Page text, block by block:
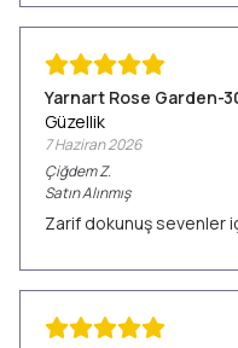
Yarnart Rose Garden-
Güzellik
7 Haziran 2026
ÇiğdemZ.
Satın Alınmış
Zarif dokunuş sevenler